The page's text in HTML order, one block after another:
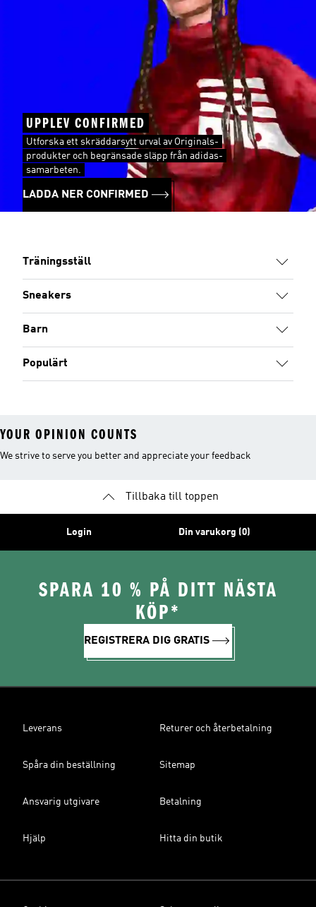
UPPLEV CONFIRMED
Utforska ett skräddarsytt urval av Originals-
produkter och begränsade släpp från adidas-
samarbeten.
LADDA NER CONFIRMED
Träningsställ
Sneakers
Barn
Populärt
YOUR OPINION COUNTS
We strive to serve you better and appreciate your feedback
Tillbaka till toppen
Login Din varukorg (0)
SPARA 10 % PÅ DITT NÄSTA
KÖP*
REGISTRERA DIG GRATIS
Leverans Returer och återbetalning
Spåra din beställning Sitemap
Ansvarig utgivare Betalning
Hjälp Hitta din butik